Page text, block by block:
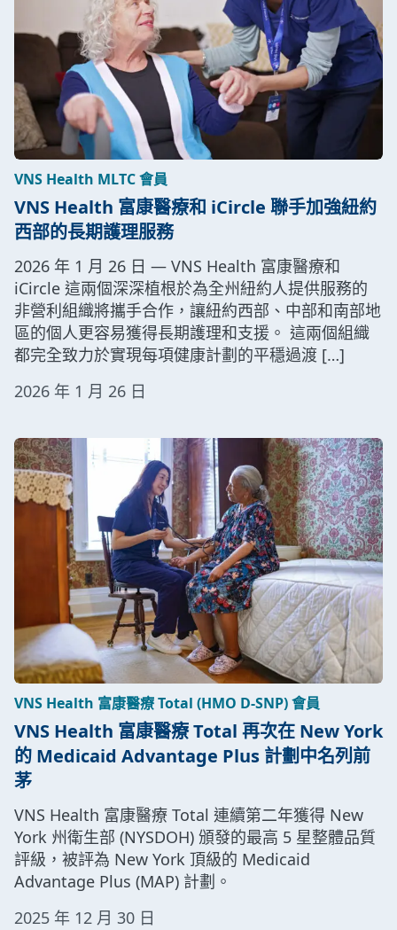
VNS Health MLTC 會員
VNS Health 富康醫療和 iCircle 聯手加強紐約
西部的長期護理服務
2026 年 1 月 26 日 — VNS Health 富康醫療和
iCircle 這兩個深深植根於為全州紐約人提供服務的
非營利組織將攜手合作，讓紐約西部、中部和南部地
區的個人更容易獲得長期護理和支援。 這兩個組織
都完全致力於實現每項健康計劃的平穩過渡 […]
2026 年 1 月 26 日
VNS Health 富康醫療 Total (HMO D-SNP) 會員
VNS Health 富康醫療 Total 再次在 New York
的 Medicaid Advantage Plus 計劃中名列前
茅
VNS Health 富康醫療 Total 連續第二年獲得 New
York 州衛生部 (NYSDOH) 頒發的最高 5 星整體品質
評級，被評為 New York 頂級的 Medicaid
Advantage Plus (MAP) 計劃。
2025 年 12 月 30 日